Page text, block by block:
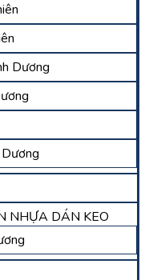
Dương
NHỰA DÁN KEO